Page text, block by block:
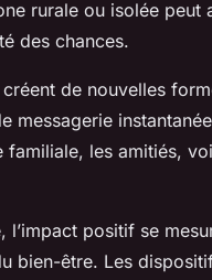
rurale ou isolée peut
des chances.
de nouvelles
messagerie
les amitiés,
l’impact positif se
bien-être. Les